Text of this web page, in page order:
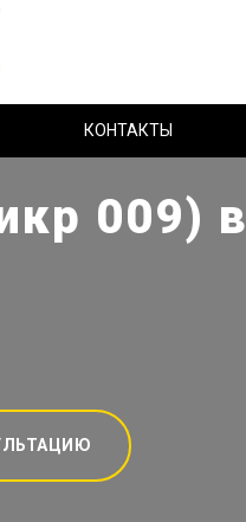
КОНТАКТЫ
009) в